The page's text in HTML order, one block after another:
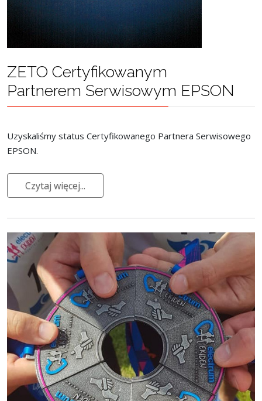
ZETO Certyfikowanym
Partnerem Serwisowym EPSON
Uzyskaliśmy status Certyfikowanego Partnera Serwisowego
EPSON.
Czytaj więcej...